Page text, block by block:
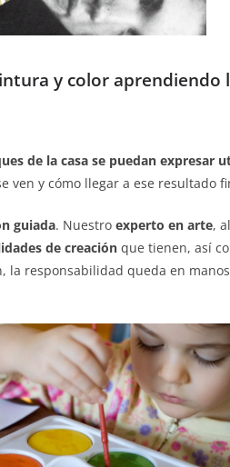
y color aprendiendo
de la casa se puedan expresar
ven y cómo llegar a ese resultado
guiada. Nuestro experto en arte,
de creación que tienen, así
la responsabilidad queda en